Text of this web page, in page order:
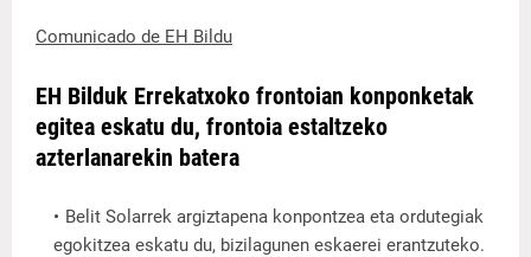
Comunicado de EH Bildu
EH Bilduk Errekatxoko frontoian konponketak
egitea eskatu du, frontoia estaltzeko
azterlanarekin batera
Belit Solarrek argiztapena konpontzea eta ordutegiak
egokitzea eskatu du, bizilagunen eskaerei erantzuteko.